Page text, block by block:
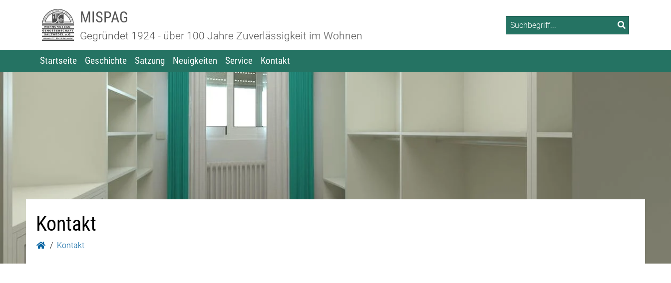
MISPAG
Gegründet 1924 - über 100 Jahre Zuverlässigkeit im Wohnen
Suchen nach:
Suchen
Startseite Geschichte Satzung Neuigkeiten Service Kontakt
Kontakt
Kontakt